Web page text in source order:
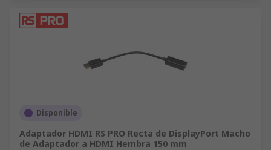
Disponible
Adaptador HDMI RS PRO Recta de DisplayPort Macho
de Adaptador a HDMI Hembra 150 mm